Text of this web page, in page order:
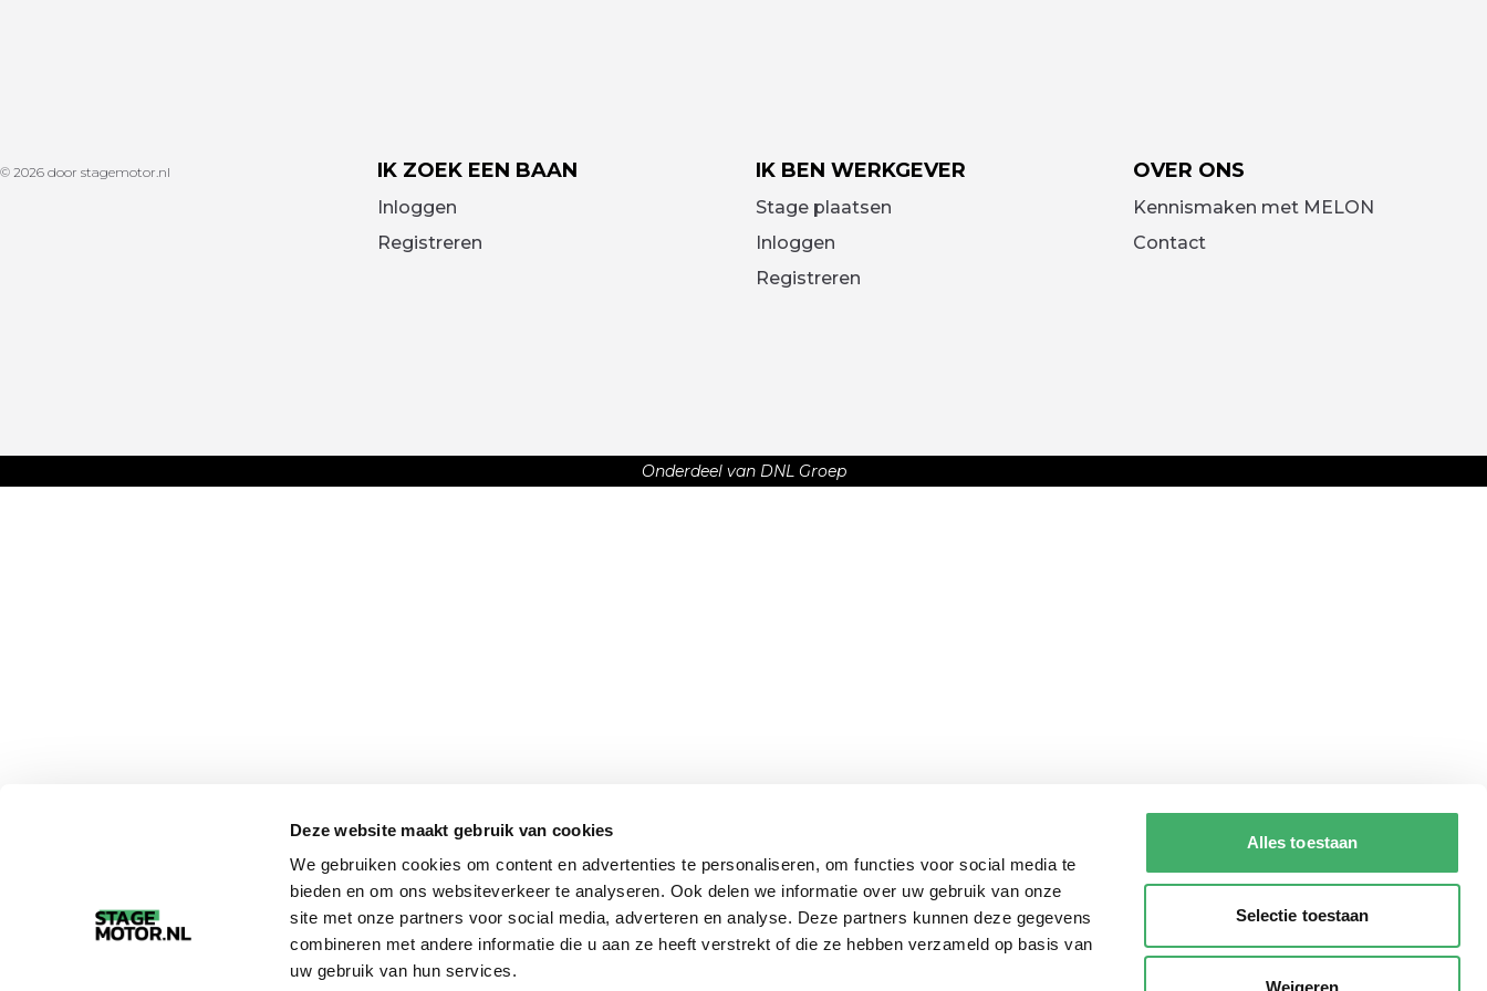
Deze website maakt gebruik van cookies
We gebruiken cookies om content en advertenties te personaliseren, om functies voor social media te
bieden en om ons websiteverkeer te analyseren. Ook delen we informatie over uw gebruik van onze
site met onze partners voor social media, adverteren en analyse. Deze partners kunnen deze gegevens
combineren met andere informatie die u aan ze heeft verstrekt of die ze hebben verzameld op basis van
uw gebruik van hun services.
Alles toestaan
Selectie toestaan
Weigeren
© 2026 door stagemotor.nl IK ZOEK EEN BAAN
Inloggen
Registreren
IK BEN WERKGEVER
Stage plaatsen
Inloggen
Registreren
OVER ONS
Kennismaken met MELON
Contact
Onderdeel van DNL Groep